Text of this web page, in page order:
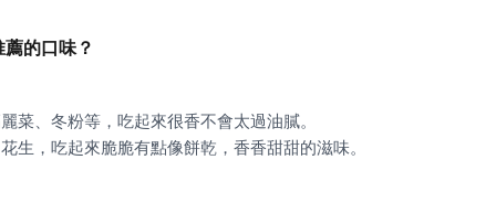
薦的口味？
生，吃起來脆脆有點像餅乾，香香甜甜的滋味。